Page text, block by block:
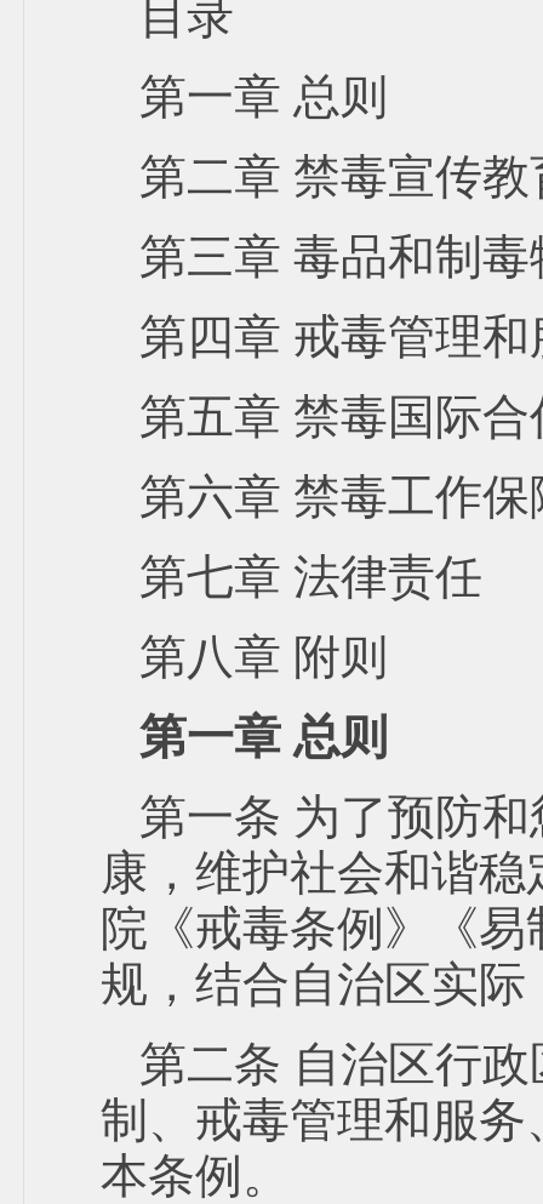
目录
第一章 总则
第二章 禁毒宣传教
第三章 毒品和制
第四章 戒毒管理和
第五章 禁毒国际合
第六章 禁毒工作保
第七章 法律责任
第八章 附则
第一章 总则
第一条 为了预防
康，维护社会和谐
院《戒毒条例》《
规，结合自治区实
第二条 自治区行
制、戒毒管理和服
本条例。